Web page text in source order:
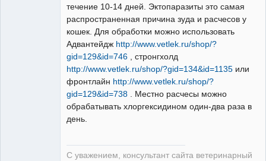
течение 10-14 дней. Эктопаразиты это самая
распространенная причина зуда и расчесов у
кошек. Для обработки можно использовать
Адвантейдж http://www.vetlek.ru/shop/?
gid=129&id=746 , стронгхолд
http://www.vetlek.ru/shop/?gid=134&id=1135 или
фронтлайн http://www.vetlek.ru/shop/?
gid=129&id=738 . Местно расчесы можно
обрабатывать хлоргексидином один-два раза в
день.
С уважением, консультант сайта ветеринарный